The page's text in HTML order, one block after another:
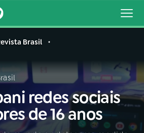
Buscar
Brasil
redes sociais
de 16 anos